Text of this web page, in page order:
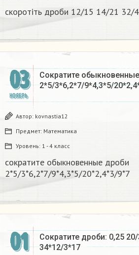
скоротіть дроби 12/15 14/21 32/
03
НОЯБРЬ
Сократите
2*5/3*6,2*7/9*4,3*5/
Автор: kovnastia12
Предмет: Математика
Уровень: 1 - 4 класс
сократите обыкновенные дроби
2*5/3*6,2*7/9*4,3*5/20*2,4*3/9*7​
01
Сократите дроби: 0,25
34*12/3*17​